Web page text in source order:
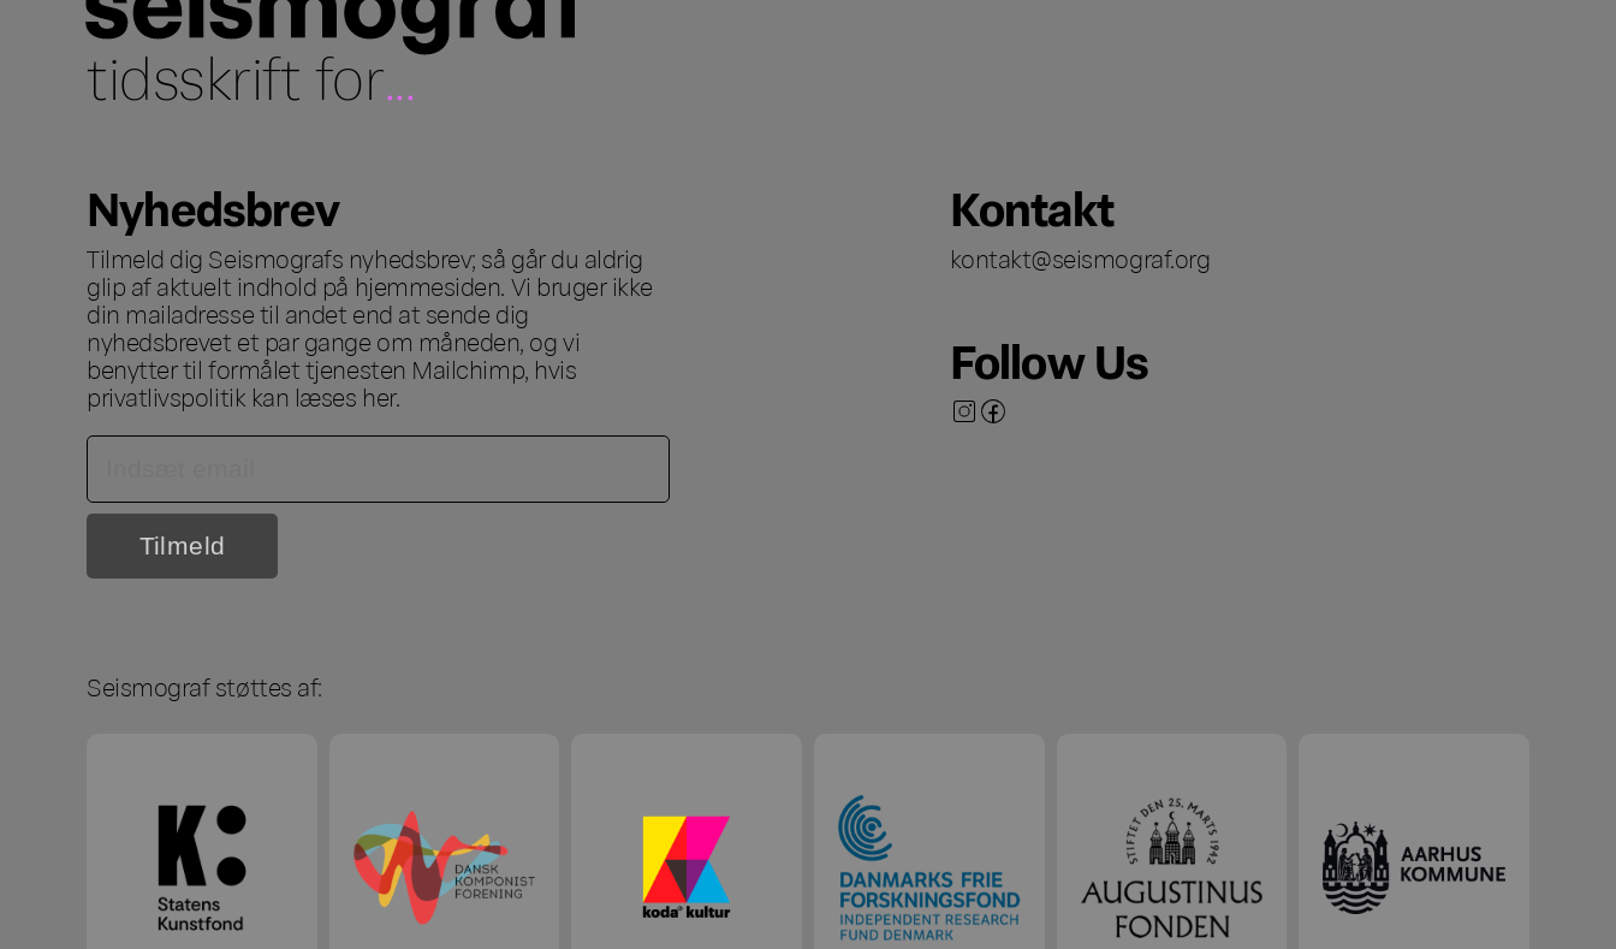
tidsskrift for...
Nyhedsbrev
Tilmeld dig Seismografs nyhedsbrev; så går du aldrig
glip af aktuelt indhold på hjemmesiden. Vi bruger ikke
din mailadresse til andet end at sende dig
nyhedsbrevet et par gange om måneden, og vi
benytter til formålet tjenesten Mailchimp, hvis
privatlivspolitik kan læses her.
Kontakt
kontakt@seismograf.org
Follow Us
Seismograf støttes af: